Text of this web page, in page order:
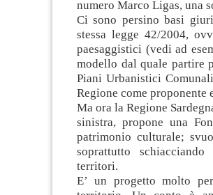
numero Marco Ligas, una
Ci sono persino basi
stessa legge 42/2004,
paesaggistici (vedi ad
modello dal quale partire
Piani Urbanistici
Regione come proponente
Ma ora la Regione
sinistra, propone una
patrimonio culturale;
soprattutto
territori.
E’ un progetto molto